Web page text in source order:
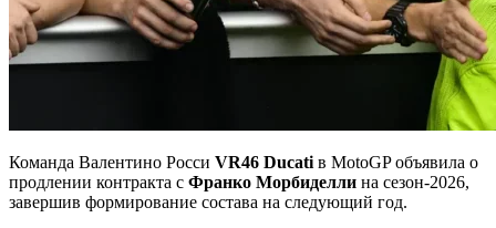
Команда Валентино Росси VR46 Ducati в MotoGP объявила о
продлении контракта с Франко Морбиделли на сезон‑2026,
завершив формирование состава на следующий год.